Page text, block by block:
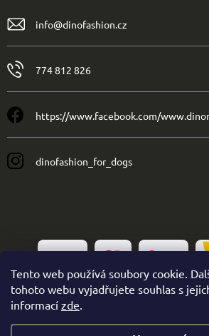
Tento web používá soubory cookie.
tohoto webu vyjadřujete souhlas s
informací zde.
info@dinofashion.cz
774 812 826
https://www.facebook.com/
dinofashion_for_dogs